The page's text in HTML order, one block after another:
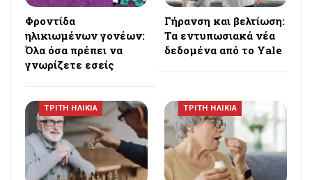
Φροντίδα
ηλικιωμένων γονέων:
Όλα όσα πρέπει να
γνωρίζετε εσείς
Γήρανση και βελτίωση:
Τα εντυπωσιακά νέα
δεδομένα από το Yale
ΤΡΙΤΗ ΗΛΙΚΙΑ ΤΡΙΤΗ ΗΛΙΚΙΑ